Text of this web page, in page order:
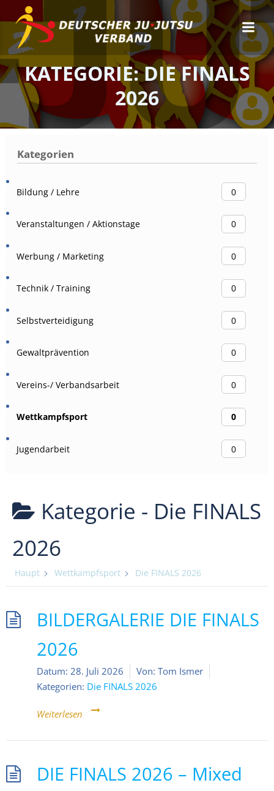
Inhalt
springen
KATEGORIE: DIE FINALS
2026
Kategorien
Bildung / Lehre 0
Veranstaltungen / Aktionstage 0
Werbung / Marketing 0
Technik / Training 0
Selbstverteidigung 0
Gewaltprävention 0
Vereins-/ Verbandsarbeit 0
Wettkampfsport 0
Jugendarbeit 0
Kategorie - Die FINALS
2026
Haupt Wettkampfsport Die FINALS 2026
BILDERGALERIE DIE FINALS
2026
Datum: 28. Juli 2026 Von: Tom Ismer
Kategorien: Die FINALS 2026
Weiterlesen
DIE FINALS 2026 – Mixed